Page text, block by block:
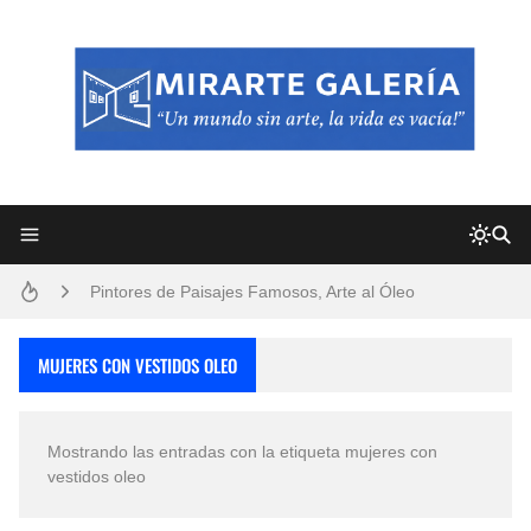
Pintores de Paisajes Famosos, Arte al Óleo
MUJERES CON VESTIDOS OLEO
Mostrando las entradas con la etiqueta mujeres con
vestidos oleo